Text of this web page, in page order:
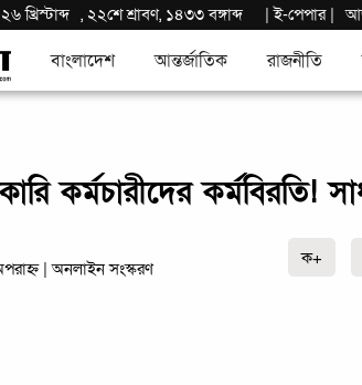
খ্রিস্টাব্দ ,২২শে শ্রাবণ, ১৪৩৩ বঙ্গাব্দ |ই-পেপার|
বাংলাদেশ আন্তর্জাতিক রাজনীতি
কর্মচারীদের কর্মবিরতি!
| অনলাইন সংস্করণ
ক+